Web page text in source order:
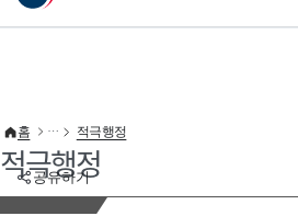
이 누리집은 대한민국 공식 전자정부 누리집입니다.
공유하기
홈 적극행정
적극행정